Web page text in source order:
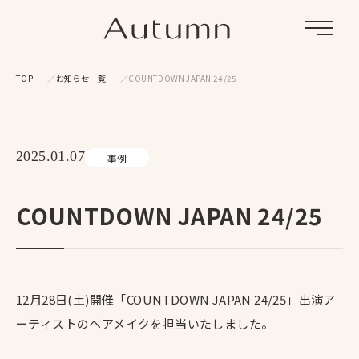
TOP お知らせ一覧 COUNTDOWN JAPAN 24/25
2025.01.07 事例
COUNTDOWN JAPAN 24/25
12月28日(土)開催「COUNTDOWN JAPAN 24/25」出演ア
ーティストのヘアメイクを担当いたしました。